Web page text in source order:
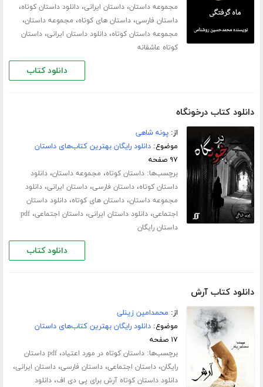
مجموعه داستان،داستان ایرانی،دانلود داستان کوتاه،
داستان فارسی،داستان های کوتاه، مجموعه داستان،
مجموعه داستان کوتاه،دانلود داستان ایرانی،داستان
کوتاه عاشقانه
دانلود کتاب
دانلود کتاب درخونگاه
از:پونه شاهی
موضوع:دانلود رایگان بهترین کتاب‌های داستان
۹۷ صفحه
برچسب‌ها:داستان کوتاه، مجموعه داستان،دانلود
داستان کوتاه،داستان فارسی،داستان ایرانی،دانلود
مجموعه داستان،داستان های کوتاه،دانلود داستان
اجتماعی،دانلود داستان ایرانی،داستان اجتماعی،pdf
داستان رایگان
دانلود کتاب
دانلود کتاب آرش
از: محمدامین زینلی
موضوع:دانلود رایگان بهترین کتاب‌های داستان
۱۷ صفحه
برچسب‌ها:داستان کوتاه در مورد اعتیاد،
pdf داستان
رایگان،داستان اجتماعی،داستان فارسی،داستان ایرانی،
دانلود داستان کوتاه آرش برای پی دی اف،دانلود